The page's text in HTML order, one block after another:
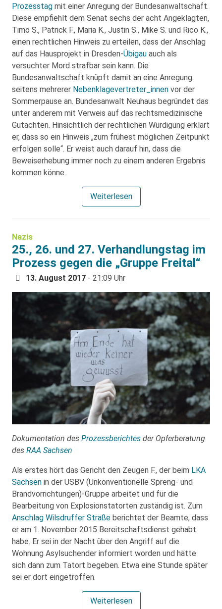
Prozesstag mit einer Anregung der Bundesanwaltschaft.
Diese empfiehlt dem Senat sechs der acht Angeklagten,
Timo S., Patrick F., Maria K., Justin S., Mike S. und Rico K.,
einen rechtlichen Hinweis zu erteilen, dass der Anschlag
auf das Hausprojekt in Dresden-Übigau auch als
versuchter Mord strafbar sein kann. Die
Bundesanwaltschaft knüpft damit an eine Anregung
seitens mehrerer Nebenklagevertreter_innen vor der
Sommerpause an. Bundesanwalt Neuhaus begründet das
unter anderem mit Verweis auf das rechtsmedizinische
Gutachten. Hinsichtlich der rechtlichen Würdigung erklärt
er, dass so ein Hinweis „zum frühest möglichen Zeitpunkt
erfolgen solle“. Er weist auch darauf hin, dass die
Beweiserhebung immer noch zu einem anderen Ergebnis
kommen könne.
Weiterlesen
Nazis
25., 26. und 27. Verhandlungstag im
Prozess gegen die „Gruppe Freital“
13. August 2017 - 21:09 Uhr
Dokumentation des Prozessberichtes der Opferberatung
des RAA Sachsen
Als erstes hört das Gericht den Zeugen F., der beim LKA
Sachsen in der USBV (Unkonventionelle Spreng- und
Brandvorrichtungen)-Gruppe arbeitet und für die
Bearbeitung von Explosionstatorten zuständig ist. Zum
Anschlag Wilsdruffer Straße berichtet der Beamte, dass
er am 1. November 2015 Bereitschaftsdienst gehabt
habe. Er sei in der Nacht über den Angriff auf die
Wohnung Asylsuchender informiert worden und hätte
sich dann zum Tatort begeben. Etwa eine Stunde später
sei er dort eingetroffen.
Weiterlesen